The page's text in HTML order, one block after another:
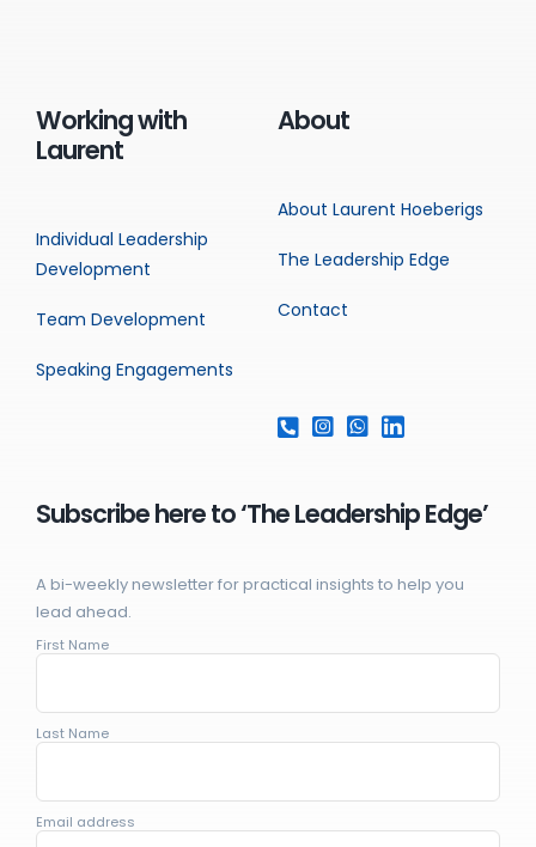
Working with
Laurent
Individual Leadership
Development
Team Development
Speaking Engagements
About
About Laurent Hoeberigs
The Leadership Edge
Contact
Subscribe here to ‘The Leadership Edge’
A bi-weekly newsletter for practical insights to help you
lead ahead.
First Name
Last Name
Email address